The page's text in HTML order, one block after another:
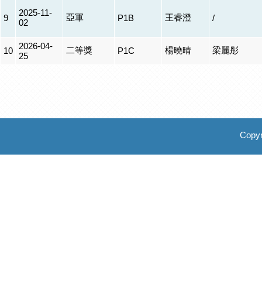
9
2025-11-
02
亞軍 P1B 王睿澄 /
10
2026-04-
25
二等獎 P1C 楊曉晴 梁麗彤